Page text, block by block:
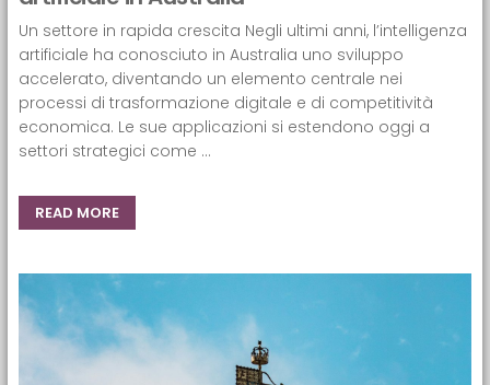
Un settore in rapida crescita Negli ultimi anni, l’intelligenza
artificiale ha conosciuto in Australia uno sviluppo
accelerato, diventando un elemento centrale nei
processi di trasformazione digitale e di competitività
economica. Le sue applicazioni si estendono oggi a
settori strategici come ...
READ MORE